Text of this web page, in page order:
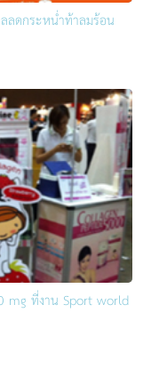
ลดกระหน่ำท้าลมร้อน
mg ที่งาน Sport world